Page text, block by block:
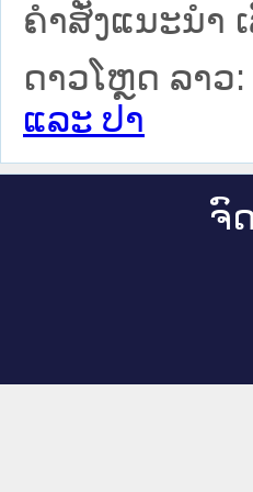
ຄຳສັ່ງແນະນຳ
ດາວໂຫຼດ ລາວ:
ແລະ ປາ
ຈົ